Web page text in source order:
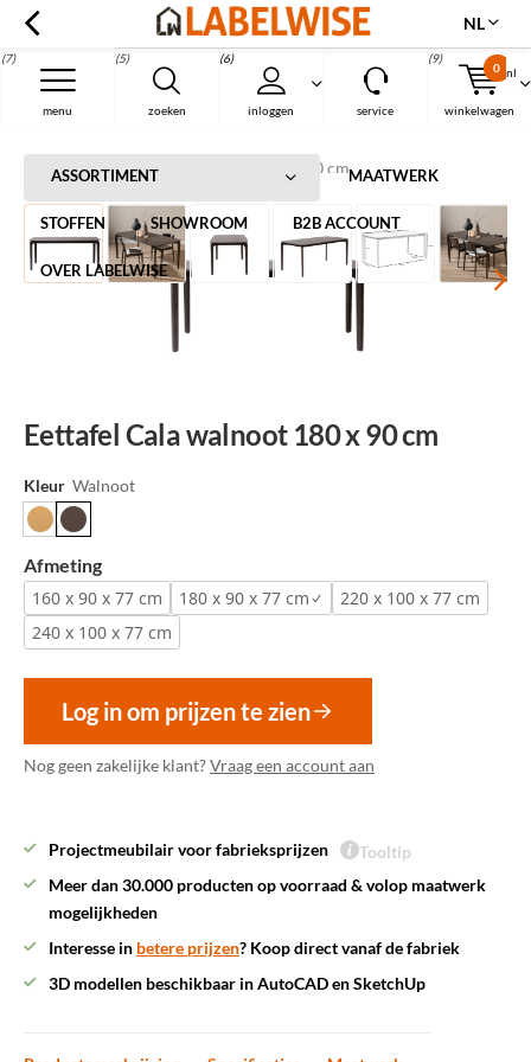
nl
zoeken
(5)
inloggen
(6)
menu
(7)
service winkelwagen
0
(9)
Menu
NL
ASSORTIMENT MAATWERK
STOFFEN SHOWROOM B2B ACCOUNT
OVER LABELWISE
Home Eettafel Cala walnoot 180 x 90 cm
Eettafel Cala walnoot 180 x 90 cm
Kleur Walnoot
Afmeting
160 x 90 x 77 cm
180 x 90 x 77 cm
220 x 100 x 77 cm
240 x 100 x 77 cm
Log in om prijzen te zien
Nog geen zakelijke klant?Vraag een account aan
Projectmeubilair voor fabrieksprijzen
Tooltip
Meer dan 30.000 producten op voorraad & volop maatwerk
mogelijkheden
Interesse in betere prijzen? Koop direct vanaf de fabriek
3D modellen beschikbaar in AutoCAD en SketchUp